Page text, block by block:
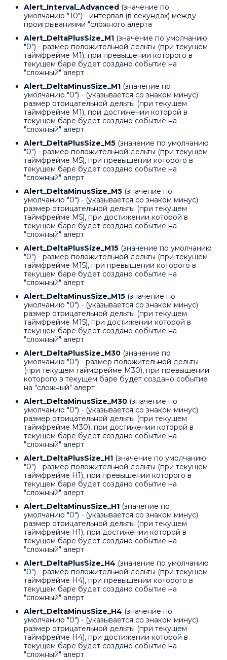
Alert_Interval_Advanced (значение по
умолчанию "10") - интервал (в секундах) между
проигрываниями "сложного алерта
Alert_DeltaPlusSize_M1 (значение по умолчанию
"0") - размер положительной дельты (при текущем
таймфрейме M1), при превышении которого в
текущем баре будет создано событие на
"сложный" алерт
Alert_DeltaMinusSize_M1 (значение по
умолчанию "0") - (указывается со знаком минус)
размер отрицательной дельты (при текущем
таймфрейме M1), при достижении которой в
текущем баре будет создано событие на
"сложный" алерт
Alert_DeltaPlusSize_M5 (значение по умолчанию
"0") - размер положительной дельты (при текущем
таймфрейме M5), при превышении которого в
текущем баре будет создано событие на
"сложный" алерт
Alert_DeltaMinusSize_M5 (значение по
умолчанию "0") - (указывается со знаком минус)
размер отрицательной дельты (при текущем
таймфрейме M5), при достижении которой в
текущем баре будет создано событие на
"сложный" алерт
Alert_DeltaPlusSize_M15 (значение по умолчанию
"0") - размер положительной дельты (при текущем
таймфрейме M15), при превышении которого в
текущем баре будет создано событие на
"сложный" алерт
Alert_DeltaMinusSize_M15 (значение по
умолчанию "0") - (указывается со знаком минус)
размер отрицательной дельты (при текущем
таймфрейме M15), при достижении которой в
текущем баре будет создано событие на
"сложный" алерт
Alert_DeltaPlusSize_M30 (значение по
умолчанию "0") - размер положительной дельты
(при текущем таймфрейме M30), при превышении
которого в текущем баре будет создано событие
на "сложный" алерт
Alert_DeltaMinusSize_M30 (значение по
умолчанию "0") - (указывается со знаком минус)
размер отрицательной дельты (при текущем
таймфрейме M30), при достижении которой в
текущем баре будет создано событие на
"сложный" алерт
Alert_DeltaPlusSize_H1 (значение по умолчанию
"0") - размер положительной дельты (при текущем
таймфрейме H1), при превышении которого в
текущем баре будет создано событие на
"сложный" алерт
Alert_DeltaMinusSize_H1 (значение по
умолчанию "0") - (указывается со знаком минус)
размер отрицательной дельты (при текущем
таймфрейме H1), при достижении которой в
текущем баре будет создано событие на
"сложный" алерт
Alert_DeltaPlusSize_H4 (значение по умолчанию
"0") - размер положительной дельты (при текущем
таймфрейме H4), при превышении которого в
текущем баре будет создано событие на
"сложный" алерт
Alert_DeltaMinusSize_H4 (значение по
умолчанию "0") - (указывается со знаком минус)
размер отрицательной дельты (при текущем
таймфрейме H4), при достижении которой в
текущем баре будет создано событие на
"сложный" алерт